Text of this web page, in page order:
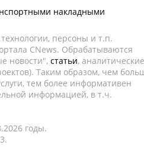
накладными
персоны и т.п.
CNews. Обрабатываются
новости", статьи, аналитические
Таким образом, чем
тем более информативен
информацией, в т.ч.
годы.